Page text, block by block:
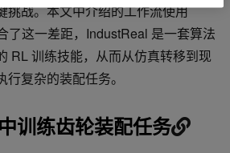
战。本文中介绍的工作流使用
了这一差距，IndustReal 是一套算法
RL 训练技能，从而从仿真转移到现
复杂的装配任务。
训练齿轮装配任务